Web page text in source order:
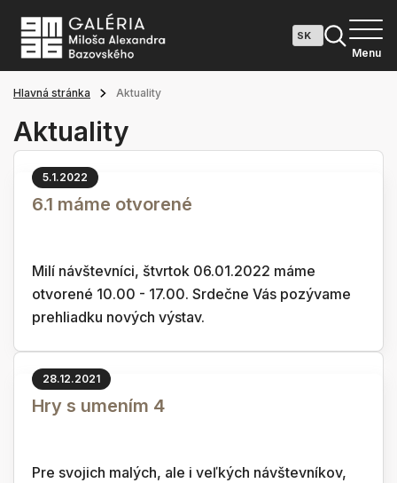
Menu
Hlavná stránka Aktuality
Aktuality
5.1.2022
6.1 máme otvorené
Milí návštevníci, štvrtok 06.01.2022 máme
otvorené 10.00 - 17.00. Srdečne Vás pozývame
prehliadku nových výstav.
28.12.2021
Hry s umením 4
Pre svojich malých, ale i veľkých návštevníkov,